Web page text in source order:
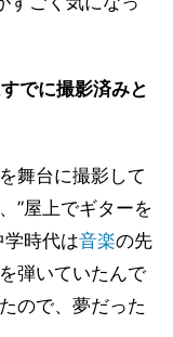
でに撮影済みと
舞台に撮影して
”屋上でギターを
学時代は音楽の先
弾いていたんで
ので、夢だった